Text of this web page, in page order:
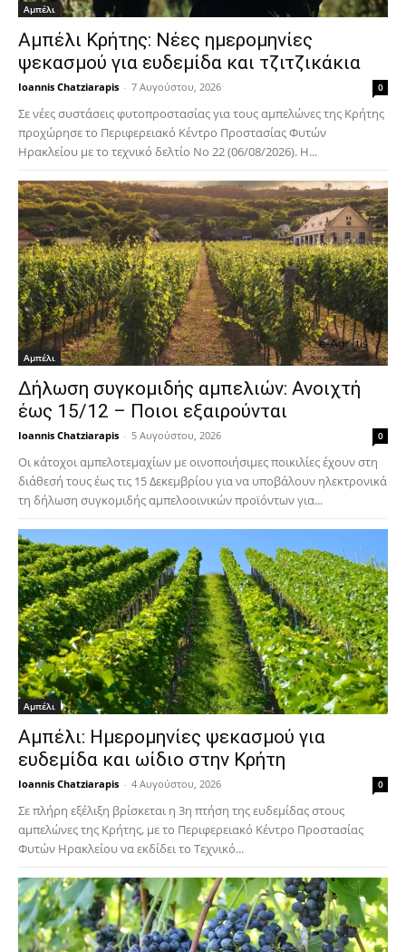
Αμπέλι
Αμπέλι Κρήτης: Νέες ημερομηνίες
ψεκασμού για ευδεμίδα και τζιτζικάκια
Ioannis Chatziarapis - 7 Αυγούστου, 2026 0
Σε νέες συστάσεις φυτοπροστασίας για τους αμπελώνες της Κρήτης
προχώρησε το Περιφερειακό Κέντρο Προστασίας Φυτών
Ηρακλείου με το τεχνικό δελτίο Νο 22 (06/08/2026). Η...
Αμπέλι
Δήλωση συγκομιδής αμπελιών: Ανοιχτή
έως 15/12 – Ποιοι εξαιρούνται
Ioannis Chatziarapis - 5 Αυγούστου, 2026 0
Οι κάτοχοι αμπελοτεμαχίων με οινοποιήσιμες ποικιλίες έχουν στη
διάθεσή τους έως τις 15 Δεκεμβρίου για να υποβάλουν ηλεκτρονικά
τη δήλωση συγκομιδής αμπελοοινικών προϊόντων για...
Αμπέλι
Αμπέλι: Ημερομηνίες ψεκασμού για
ευδεμίδα και ωίδιο στην Κρήτη
Ioannis Chatziarapis - 4 Αυγούστου, 2026 0
Σε πλήρη εξέλιξη βρίσκεται η 3η πτήση της ευδεμίδας στους
αμπελώνες της Κρήτης, με το Περιφερειακό Κέντρο Προστασίας
Φυτών Ηρακλείου να εκδίδει το Τεχνικό...